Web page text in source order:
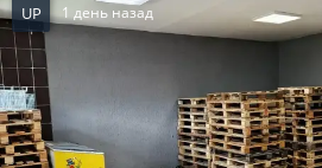
UP 1 день назад